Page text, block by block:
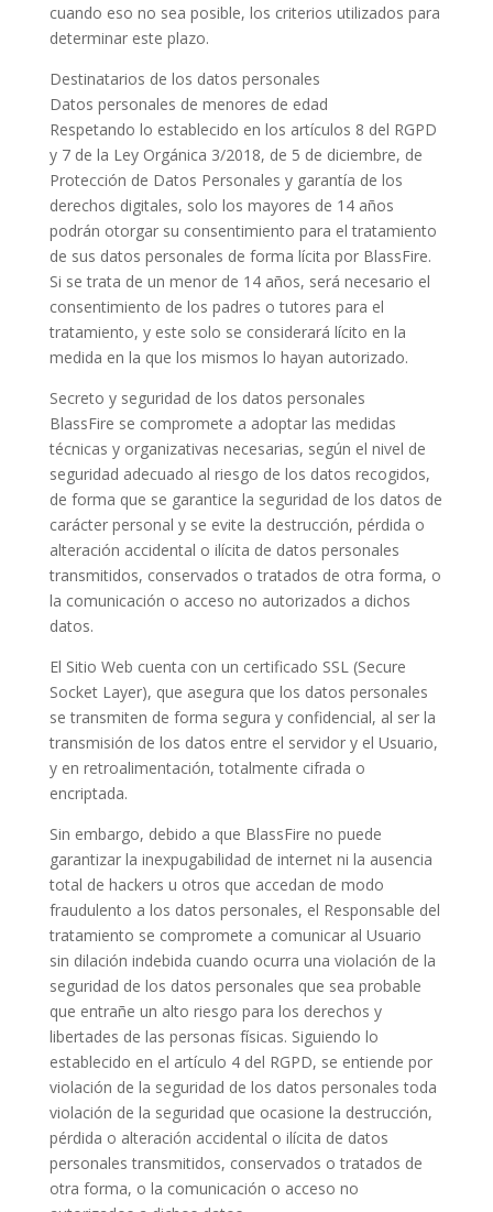
cuando eso no sea posible, los criterios utilizados para
determinar este plazo.
Destinatarios de los datos personales
Datos personales de menores de edad
Respetando lo establecido en los artículos 8 del RGPD
y 7 de la Ley Orgánica 3/2018, de 5 de diciembre, de
Protección de Datos Personales y garantía de los
derechos digitales, solo los mayores de 14 años
podrán otorgar su consentimiento para el tratamiento
de sus datos personales de forma lícita por BlassFire.
Si se trata de un menor de 14 años, será necesario el
consentimiento de los padres o tutores para el
tratamiento, y este solo se considerará lícito en la
medida en la que los mismos lo hayan autorizado.
Secreto y seguridad de los datos personales
BlassFire se compromete a adoptar las medidas
técnicas y organizativas necesarias, según el nivel de
seguridad adecuado al riesgo de los datos recogidos,
de forma que se garantice la seguridad de los datos de
carácter personal y se evite la destrucción, pérdida o
alteración accidental o ilícita de datos personales
transmitidos, conservados o tratados de otra forma, o
la comunicación o acceso no autorizados a dichos
datos.
El Sitio Web cuenta con un certificado SSL (Secure
Socket Layer), que asegura que los datos personales
se transmiten de forma segura y confidencial, al ser la
transmisión de los datos entre el servidor y el Usuario,
y en retroalimentación, totalmente cifrada o
encriptada.
Sin embargo, debido a que BlassFire no puede
garantizar la inexpugabilidad de internet ni la ausencia
total de hackers u otros que accedan de modo
fraudulento a los datos personales, el Responsable del
tratamiento se compromete a comunicar al Usuario
sin dilación indebida cuando ocurra una violación de la
seguridad de los datos personales que sea probable
que entrañe un alto riesgo para los derechos y
libertades de las personas físicas. Siguiendo lo
establecido en el artículo 4 del RGPD, se entiende por
violación de la seguridad de los datos personales toda
violación de la seguridad que ocasione la destrucción,
pérdida o alteración accidental o ilícita de datos
personales transmitidos, conservados o tratados de
otra forma, o la comunicación o acceso no